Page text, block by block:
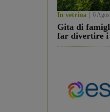
In vetrina 6
Gita di
far divertire